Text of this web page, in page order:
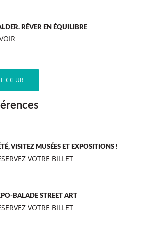
RÊVER EN ÉQUILIBRE
CŒUR
VISITEZ MUSÉES ET EXPOSITIONS !
VOTRE BILLET
BALADE STREET ART
VOTRE BILLET